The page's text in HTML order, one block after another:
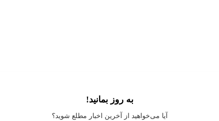
Application error: a client
-side exception has occurred while loading
به روز بمانید!
آیا می‌خواهید از آخرین اخبار مطلع شوید؟